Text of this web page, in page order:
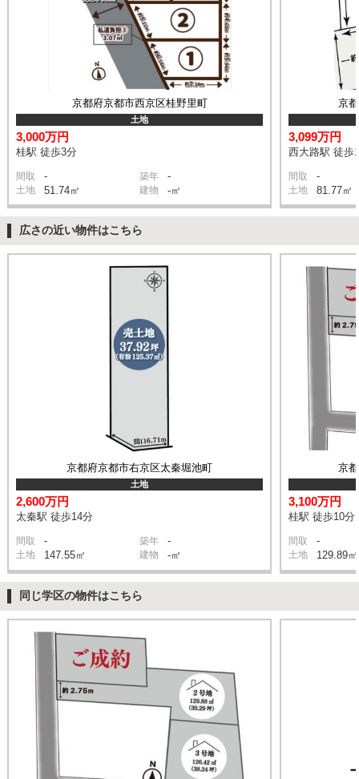
京都府京都市西京区桂野里町
土地
3,000万円
桂駅 徒歩3分
間取 - 築年 -
土地 51.74㎡ 建物 -㎡
京
3,099万円
西大路駅 徒歩
間取 -
土地 81.77㎡
広さの近い物件はこちら
京都府京都市右京区太秦堀池町
土地
2,600万円
太秦駅 徒歩14分
間取 - 築年 -
土地 147.55㎡ 建物 -㎡
京
3,100万円
桂駅 徒歩10分
間取 -
土地 129.89㎡
同じ学区の物件はこちら